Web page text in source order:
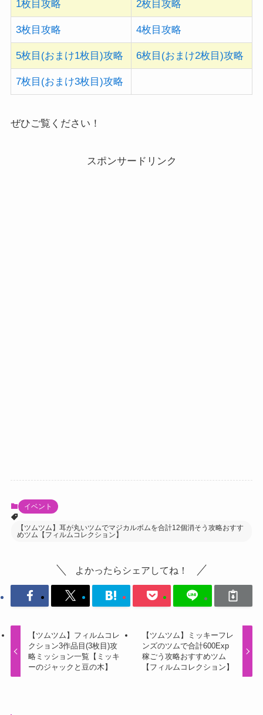
3枚目攻略 4枚目攻略
5枚目(おまけ1枚目)攻略 6枚目(おまけ2枚目)攻略
7枚目(おまけ3枚目)攻略
【ツムツム】耳が丸いツムでマジカルボムを合計12個消そう攻略おすす
めツム【フィルムコレクション】
略ミッション一覧【ミッキ
ーのジャックと豆の木】
稼ごう攻略おすすめツム
【フィルムコレクション】